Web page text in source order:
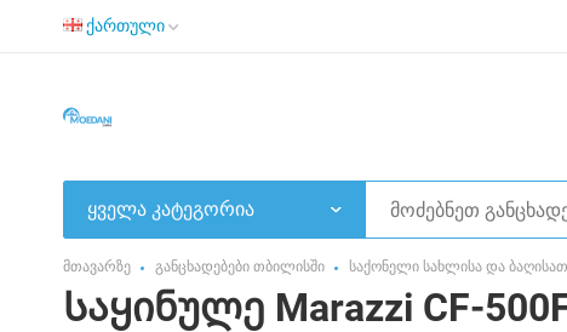
ქართული
ყველა კატეგორია
მთავარზე განცხადებები თბილისში საქონელი სახლისა და
Საყინულე Marazzi CF-